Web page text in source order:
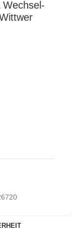
Wechsel-